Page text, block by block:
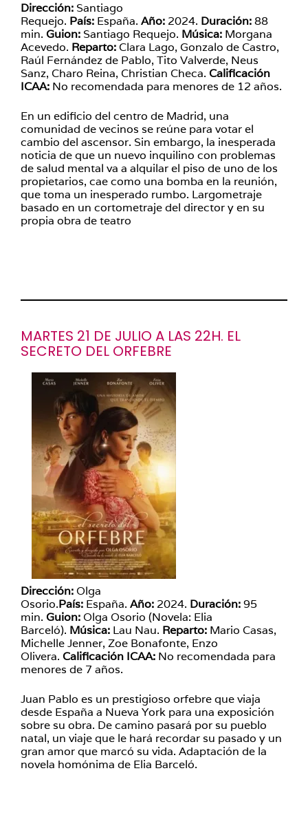
Dirección: Santiago
Requejo. País: España. Año: 2024. Duración:88
min. Guion: Santiago Requejo. Música: Morgana
Acevedo. Reparto: Clara Lago, Gonzalo de Castro,
Raúl Fernández de Pablo, Tito Valverde, Neus
Sanz, Charo Reina, Christian Checa. Calificación
ICAA: No recomendada para menores de 12 años.
En un edificio del centro de Madrid, una
comunidad de vecinos se reúne para votar el
cambio del ascensor. Sin embargo, la inesperada
noticia de que un nuevo inquilino con problemas
de salud mental va a alquilar el piso de uno de los
propietarios, cae como una bomba en la reunión,
que toma un inesperado rumbo. Largometraje
basado en un cortometraje del director y en su
propia obra de teatro
MARTES 21 DE JULIO A LAS 22H. EL
SECRETO DEL ORFEBRE
Dirección:Olga
Osorio.País: España. Año: 2024. Duración:95
min. Guion:Olga Osorio (Novela: Elia
Barceló). Música: Lau Nau. Reparto: Mario Casas,
Michelle Jenner, Zoe Bonafonte, Enzo
Olivera. Calificación ICAA: No recomendada para
menores de 7 años.
Juan Pablo es un prestigioso orfebre que viaja
desde España a Nueva York para una exposición
sobre su obra. De camino pasará por su pueblo
natal, un viaje que le hará recordar su pasado y un
gran amor que marcó su vida. Adaptación de la
novela homónima de Elia Barceló.